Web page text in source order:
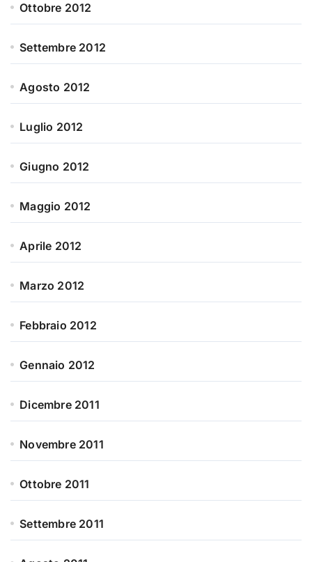
Ottobre 2012
Settembre 2012
Agosto 2012
Luglio 2012
Giugno 2012
Maggio 2012
Aprile 2012
Marzo 2012
Febbraio 2012
Gennaio 2012
Dicembre 2011
Novembre 2011
Ottobre 2011
Settembre 2011